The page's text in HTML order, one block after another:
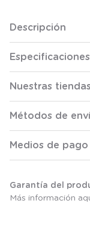
Descripción
Especificaciones
Nuestras
Métodos de
Medios de pago
Garantía del
Más información